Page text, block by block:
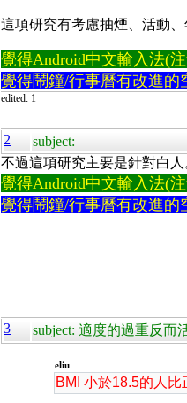
這項研究有考慮抽煙、活動、
覺得Android中文輸入法(
覺得鬧鐘/行事曆有改進的
edited: 1
2 subject:
不過這項研究主要是針對白
覺得Android中文輸入法(
覺得鬧鐘/行事曆有改進的
3 subject: 適度的過重反而
eliu
BMI 小於18.5的人